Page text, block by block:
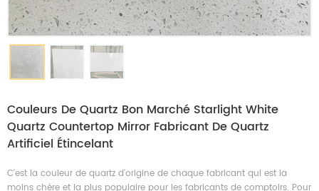
Couleurs De Quartz Bon Marché Starlight White
Quartz Countertop Mirror Fabricant De Quartz
Artificiel Étincelant
C'est la couleur de quartz d'origine de chaque fabricant qui est la
moins chère et la plus populaire pour les fabricants de comptoirs. Pour